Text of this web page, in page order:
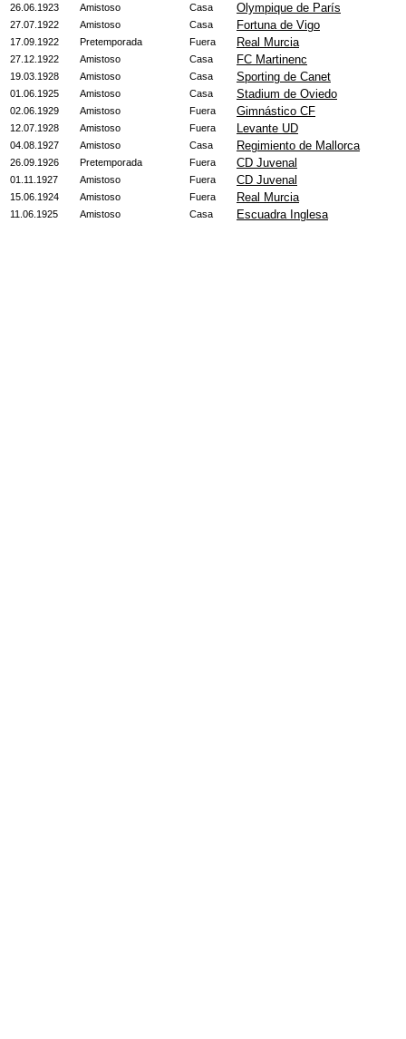
26.06.1923 Amistoso Casa Olympique de París
27.07.1922 Amistoso Casa Fortuna de Vigo
17.09.1922 Pretemporada Fuera Real Murcia
27.12.1922 Amistoso Casa FC Martinenc
19.03.1928 Amistoso Casa Sporting de Canet
01.06.1925 Amistoso Casa Stadium de Oviedo
02.06.1929 Amistoso Fuera Gimnástico CF
12.07.1928 Amistoso Fuera Levante UD
04.08.1927 Amistoso Casa Regimiento de Mallorca
26.09.1926 Pretemporada Fuera CD Juvenal
01.11.1927 Amistoso Fuera CD Juvenal
15.06.1924 Amistoso Fuera Real Murcia
11.06.1925 Amistoso Casa Escuadra Inglesa